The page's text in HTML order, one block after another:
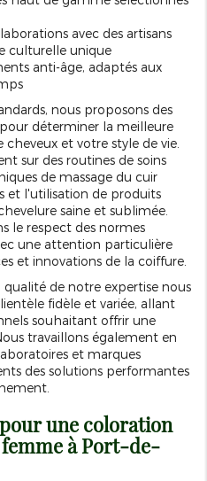
avec des artisans
culturelle unique
anti-âge, adaptés aux
nous proposons des
déterminer la meilleure
et votre style de vie.
sur des routines de soins
de massage du cuir
et l'utilisation de produits
saine et sublimée.
le respect des normes
une attention particulière
et innovations de la coiffure.
qualité de notre expertise nous
fidèle et variée, allant
souhaitant offrir une
travaillons également en
et marques
des solutions performantes
unecoloration
à Port-de-